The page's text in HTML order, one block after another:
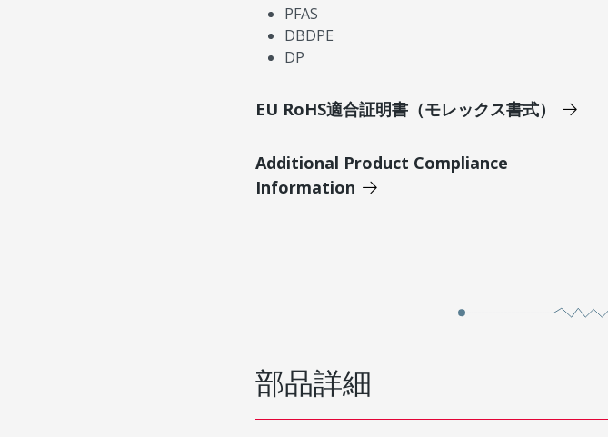
PFAS
DBDPE
DP
EU RoHS適合証明書（モレックス書式）
Additional Product Compliance
Information
部品詳細